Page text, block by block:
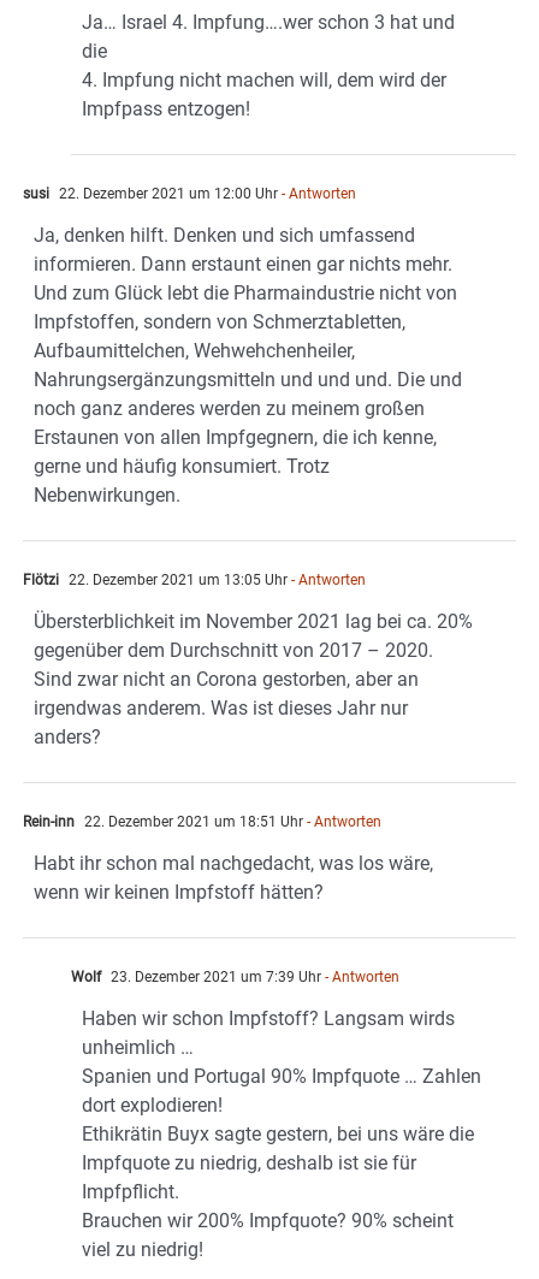
Ja… Israel 4. Impfung….wer schon 3 hat und
die
4. Impfung nicht machen will, dem wird der
Impfpass entzogen!
susi 22. Dezember 2021 um 12:00 Uhr - Antworten
Ja, denken hilft. Denken und sich umfassend
informieren. Dann erstaunt einen gar nichts mehr.
Und zum Glück lebt die Pharmaindustrie nicht von
Impfstoffen, sondern von Schmerztabletten,
Aufbaumittelchen, Wehwehchenheiler,
Nahrungsergänzungsmitteln und und und. Die und
noch ganz anderes werden zu meinem großen
Erstaunen von allen Impfgegnern, die ich kenne,
gerne und häufig konsumiert. Trotz
Nebenwirkungen.
Flötzi 22. Dezember 2021 um 13:05 Uhr - Antworten
Übersterblichkeit im November 2021 lag bei ca. 20%
gegenüber dem Durchschnitt von 2017 – 2020.
Sind zwar nicht an Corona gestorben, aber an
irgendwas anderem. Was ist dieses Jahr nur
anders?
Rein-inn 22. Dezember 2021 um 18:51 Uhr - Antworten
Habt ihr schon mal nachgedacht, was los wäre,
wenn wir keinen Impfstoff hätten?
Wolf 23. Dezember 2021 um 7:39 Uhr - Antworten
Haben wir schon Impfstoff? Langsam wirds
unheimlich …
Spanien und Portugal 90% Impfquote … Zahlen
dort explodieren!
Ethikrätin Buyx sagte gestern, bei uns wäre die
Impfquote zu niedrig, deshalb ist sie für
Impfpflicht.
Brauchen wir 200% Impfquote? 90% scheint
viel zu niedrig!